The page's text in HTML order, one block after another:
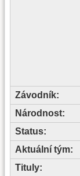
Závodník:
Národnost:
Status:
Aktuální tým:
Tituly: